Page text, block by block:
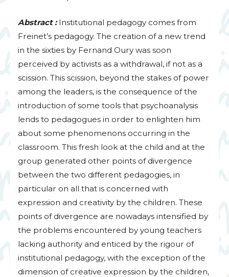
Abstract : Institutional pedagogy comes from
Freinet’s pedagogy. The creation of a new trend
in the sixties by Fernand Oury was soon
perceived by activists as a withdrawal, if not as a
scission. This scission, beyond the stakes of power
among the leaders, is the consequence of the
introduction of some tools that psychoanalysis
lends to pedagogues in order to enlighten him
about some phenomenons occurring in the
classroom. This fresh look at the child and at the
group generated other points of divergence
between the two different pedagogies, in
particular on all that is concerned with
expression and creativity by the children. These
points of divergence are nowadays intensified by
the problems encountered by young teachers
lacking authority and enticed by the rigour of
institutional pedagogy, with the exception of the
dimension of creative expression by the children,